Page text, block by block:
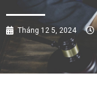
Tháng 12 5, 2024